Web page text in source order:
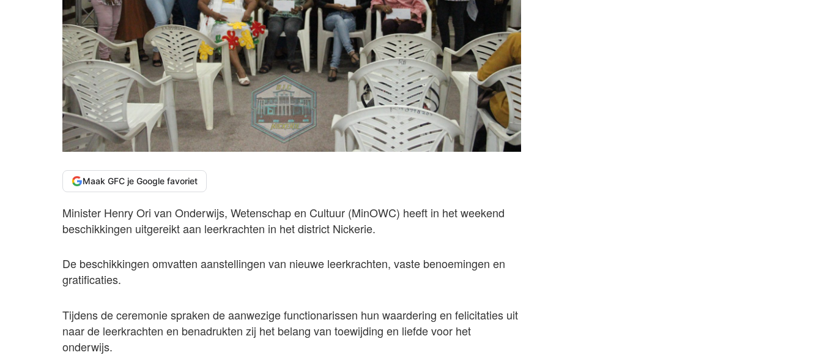
Maak GFC je Google favoriet
Minister Henry Ori van Onderwijs, Wetenschap en Cultuur (MinOWC) heeft in het weekend
beschikkingen uitgereikt aan leerkrachten in het district Nickerie.
De beschikkingen omvatten aanstellingen van nieuwe leerkrachten, vaste benoemingen en
gratificaties.
Tijdens de ceremonie spraken de aanwezige functionarissen hun waardering en felicitaties uit
naar de leerkrachten en benadrukten zij het belang van toewijding en liefde voor het
onderwijs.